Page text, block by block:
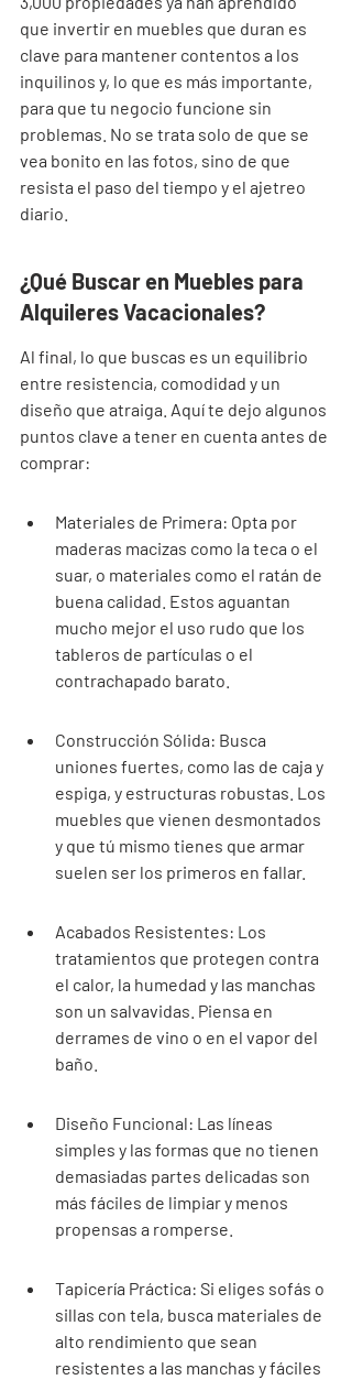
que invertir en muebles que duran es
clave para mantener contentos a los
inquilinos y, lo que es más importante,
para que tu negocio funcione sin
problemas. No se trata solo de que se
vea bonito en las fotos, sino de que
resista el paso del tiempo y el ajetreo
diario.
¿Qué Buscar en Muebles para
Alquileres Vacacionales?
Al final, lo que buscas es un equilibrio
entre resistencia, comodidad y un
diseño que atraiga. Aquí te dejo algunos
puntos clave a tener en cuenta antes de
comprar:
Materiales de Primera: Opta por
maderas macizas como la teca o el
suar, o materiales como el ratán de
buena calidad. Estos aguantan
mucho mejor el uso rudo que los
tableros de partículas o el
contrachapado barato.
Construcción Sólida: Busca
uniones fuertes, como las de caja y
espiga, y estructuras robustas. Los
muebles que vienen desmontados
y que tú mismo tienes que armar
suelen ser los primeros en fallar.
Acabados Resistentes: Los
tratamientos que protegen contra
el calor, la humedad y las manchas
son un salvavidas. Piensa en
derrames de vino o en el vapor del
baño.
Diseño Funcional: Las líneas
simples y las formas que no tienen
demasiadas partes delicadas son
más fáciles de limpiar y menos
propensas a romperse.
Tapicería Práctica: Si eliges sofás o
sillas con tela, busca materiales de
alto rendimiento que sean
resistentes a las manchas y fáciles